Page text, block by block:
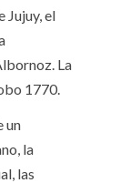
Jujuy, el
La
1770.
un
la
las